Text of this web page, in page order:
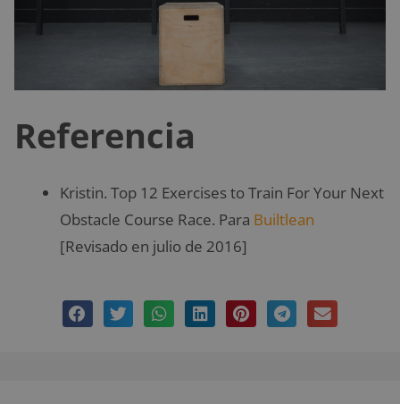
Referencia
Kristin. Top 12 Exercises to Train For Your Next
Obstacle Course Race. Para Builtlean
[Revisado en julio de 2016]